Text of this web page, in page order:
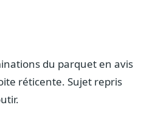
du parquet en avis
réticente. Sujet repris